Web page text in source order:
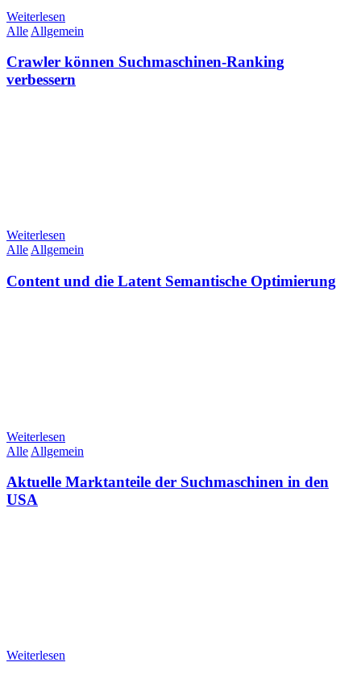
Weiterlesen
Alle Allgemein
Crawler können Suchmaschinen-Ranking
verbessern
Weiterlesen
Alle Allgemein
Content und die Latent Semantische Optimierung
Weiterlesen
Alle Allgemein
Aktuelle Marktanteile der Suchmaschinen in den
USA
Weiterlesen